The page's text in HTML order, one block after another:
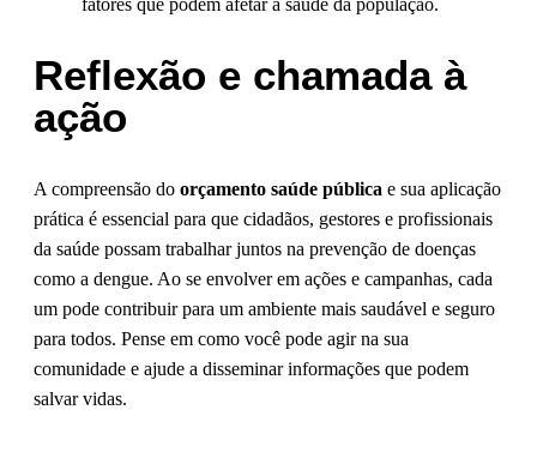
fatores que podem afetar a saúde da população.
Reflexão e chamada à
ação
A compreensão do orçamento saúde pública e sua aplicação
prática é essencial para que cidadãos, gestores e profissionais
da saúde possam trabalhar juntos na prevenção de doenças
como a dengue. Ao se envolver em ações e campanhas, cada
um pode contribuir para um ambiente mais saudável e seguro
para todos. Pense em como você pode agir na sua
comunidade e ajude a disseminar informações que podem
salvar vidas.